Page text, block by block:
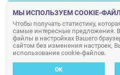
Правила посещения ТРЦ
ООО «АКВАРЕЛЬ»
© ООО «Акварель» 2010–2026. All
Дизайн концепция сайта —
Адаптивный дизайн и
МЫ ИСПОЛЬЗУЕМ COOKIE-
Чтобы получать статистику,
самые интересные предложения.
файлы в настройках Вашего
сайтом без изменения настроек,
использование cookie-файлов.
OK